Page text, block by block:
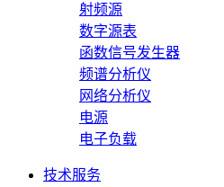
射频源
数字源表
函数信号发生器
频谱分析仪
网络分析仪
电源
电子负载
技术服务